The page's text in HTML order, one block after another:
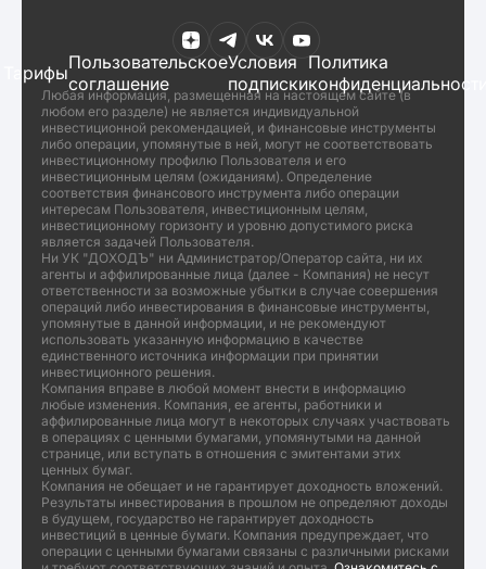
ТарифыПользовательское
соглашение
Условия
подписки
Политика
Любая информация, размещенная на настоящем сайте (в
любом его разделе) не является индивидуальной
инвестиционной рекомендацией, и финансовые инструменты
либо операции, упомянутые в ней, могут не соответствовать
инвестиционному профилю Пользователя и его
инвестиционным целям (ожиданиям). Определение
соответствия финансового инструмента либо операции
интересам Пользователя, инвестиционным целям,
инвестиционному горизонту и уровню допустимого риска
является задачей Пользователя.
Ни УК "ДОХОДЪ" ни Администратор/Оператор сайта, ни их
агенты и аффилированные лица (далее - Компания) не несут
ответственности за возможные убытки в случае совершения
операций либо инвестирования в финансовые инструменты,
упомянутые в данной информации, и не рекомендуют
использовать указанную информацию в качестве
единственного источника информации при принятии
инвестиционного решения.
Компания вправе в любой момент внести в информацию
любые изменения. Компания, ее агенты, работники и
аффилированные лица могут в некоторых случаях участвовать
в операциях с ценными бумагами, упомянутыми на данной
странице, или вступать в отношения с эмитентами этих
ценных бумаг.
Компания не обещает и не гарантирует доходность вложений.
Результаты инвестирования в прошлом не определяют доходы
в будущем, государство не гарантирует доходность
инвестиций в ценные бумаги. Компания предупреждает, что
операции с ценными бумагами связаны с различными рисками